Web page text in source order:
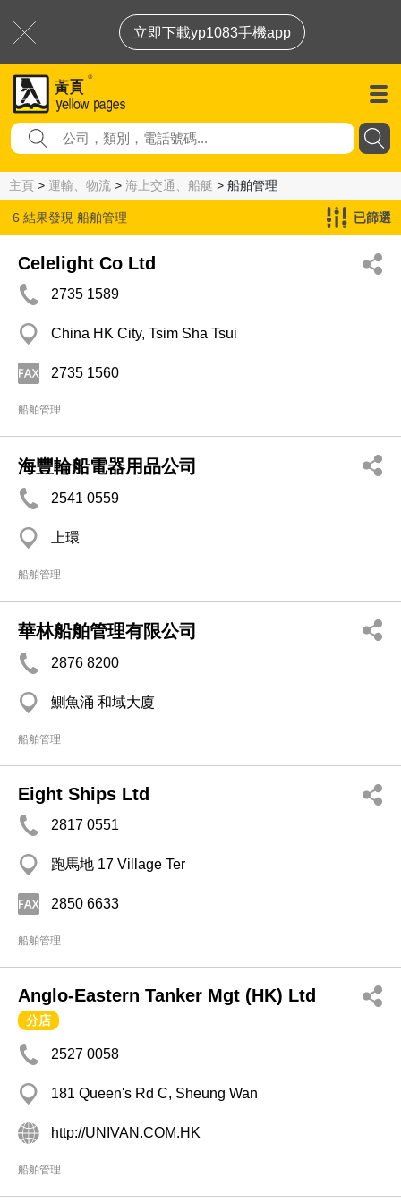
立即下載yp1083手機app
主頁 > 運輸、物流 > 海上交通、船艇 > 船舶管理
6 結果發現 船舶管理 已篩選
Celelight Co Ltd
2735 1589
China HK City, Tsim Sha Tsui
2735 1560
船舶管理
海豐輪船電器用品公司
2541 0559
上環
船舶管理
華林船舶管理有限公司
2876 8200
鰂魚涌 和域大廈
船舶管理
Eight Ships Ltd
2817 0551
跑馬地 17 Village Ter
2850 6633
船舶管理
Anglo-Eastern Tanker Mgt (HK) Ltd
分店
2527 0058
181 Queen's Rd C, Sheung Wan
http://UNIVAN.COM.HK
船舶管理